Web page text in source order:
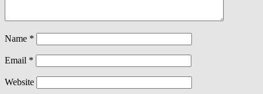
Name *
Email *
Website